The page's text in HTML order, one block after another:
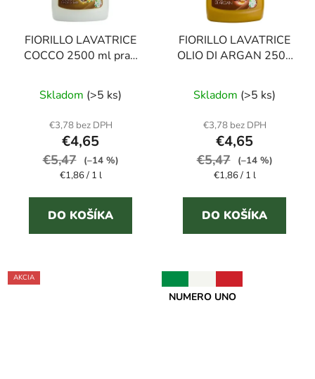
FIORILLO LAVATRICE
COCCO 2500 ml prací
Skladom (>5 ks)
€3,78 bez DPH
€4,65
€5,47
(–14 %)
Jednotková
€1,86 / 1 l
DO KOŠÍKA
FIORILLO LAVATRICE
OLIO DI ARGAN 2500
hodnotenie
produktu
je
3,5
z
5
hviezdičiek.
Skladom (>5 ks)
€3,78 bez DPH
€4,65
€5,47
(–14 %)
Jednotková
€1,86 / 1 l
DO KOŠÍKA
AKCIA NUMERO UNO